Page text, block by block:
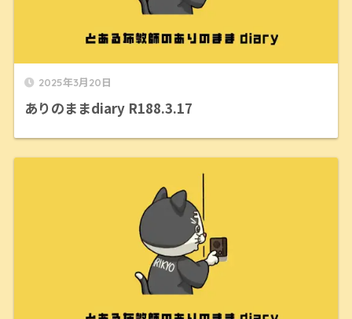
2025年3月20日
ありのままdiary R188.3.17